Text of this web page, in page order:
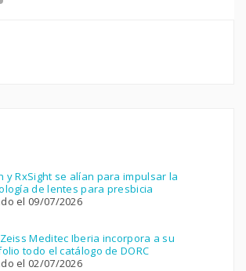
y RxSight se alían para impulsar la
de lentes para presbicia
el 09/07/2026
Meditec Iberia incorpora a su
todo el catálogo de DORC
el 02/07/2026